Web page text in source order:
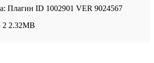
Плагин ID 1002901 VER 9024567
2 2.32MB